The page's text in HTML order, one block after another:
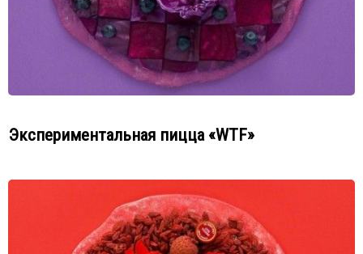
Экспериментальная пицца «WTF»